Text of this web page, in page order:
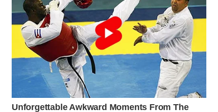
WAHANANEWS
CO ID
WAHANANEWS
NET
WAHANA